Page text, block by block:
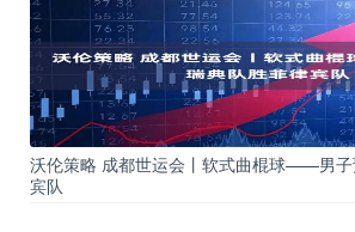
沃伦策略 成都世运会丨软式曲棍球——男
宾队